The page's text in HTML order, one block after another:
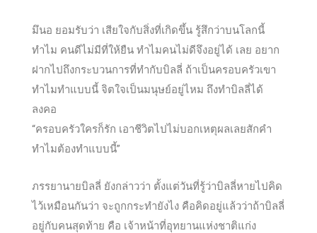
มึนอ ยอมรับว่า เสียใจกับสิ่งที่เกิดขึ้น รู้สึกว่าบนโลกนี้
ทำไม คนดีไม่มีที่ให้ยืน ทำไมคนไม่ดีจึงอยู่ได้ เลย อยาก
ฝากไปถึงกระบวนการที่ทำกับบิลลี่ ถ้าเป็นครอบครัวเขา
ทำไมทำแบบนี้ จิตใจเป็นมนุษย์อยู่ไหม ถึงทำบิลลี่ได้
ลงคอ
“ครอบครัวใครก็รัก เอาชีวิตไปไม่บอกเหตุผลเลยสักคำ
ทำไมต้องทำแบบนี้”
ภรรยานายบิลลี่ ยังกล่าวว่า ตั้งแต่วันที่รู้ว่าบิลลี่หายไปคิด
ไว้เหมือนกันว่า จะถูกกระทำยังไง คือคิดอยู่แล้วว่าถ้าบิลลี่
อยู่กับคนสุดท้าย คือ เจ้าหน้าที่อุทยานแห่งชาติแก่ง